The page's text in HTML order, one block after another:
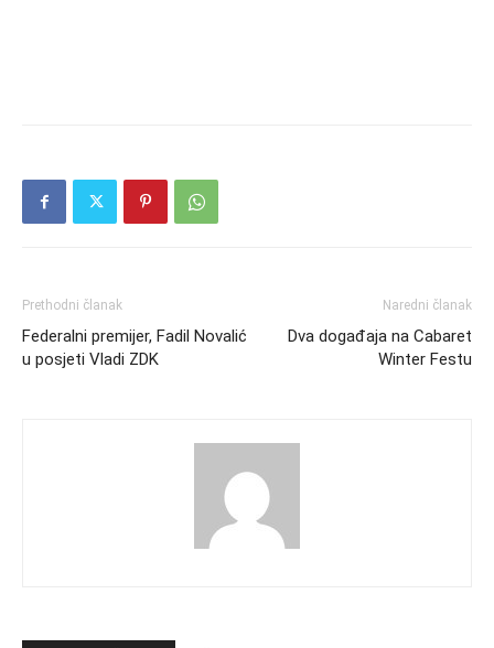
Prethodni članak
Federalni premijer, Fadil Novalić
u posjeti Vladi ZDK
Naredni članak
Dva događaja na Cabaret
Winter Festu